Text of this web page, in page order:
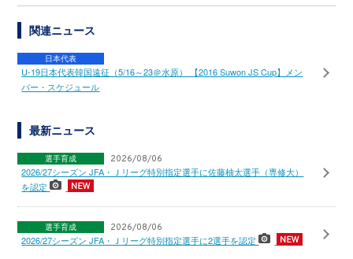
関連ニュース
日本代表
U-19日本代表韓国遠征（5/16～23＠水原） 【2016 Suwon JS Cup】メン
バー・スケジュール
最新ニュース
選手育成 2026/08/06
2026/27シーズン JFA・Ｊリーグ特別指定選手に佐藤柚太選手（専修大）
を認定
選手育成 2026/08/06
2026/27シーズン JFA・Ｊリーグ特別指定選手に2選手を認定